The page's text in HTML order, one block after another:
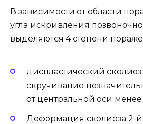
В зависимости от области
угла искривления
выделяются 4 степени
диспластический
скручивание
от центральной оси менее
Деформация сколиоза 2-й